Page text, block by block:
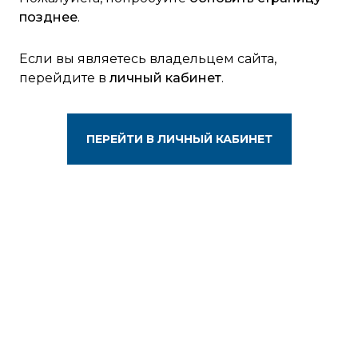
позднее.
Если вы являетесь владельцем сайта,
перейдите в личный кабинет.
ПЕРЕЙТИ В ЛИЧНЫЙ КАБИНЕТ